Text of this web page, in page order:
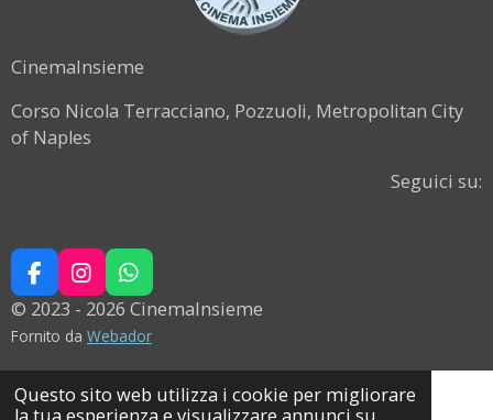
Questo sito web utilizza i cookie per migliorare
CinemaInsieme
Corso Nicola Terracciano, Pozzuoli, Metropolitan City
of Naples
Seguici su:
F
a
c
e
o
I
n
s
t
g
r
W
h
a
t
p
© 2023 - 2026 CinemaInsieme
Fornito da Webador